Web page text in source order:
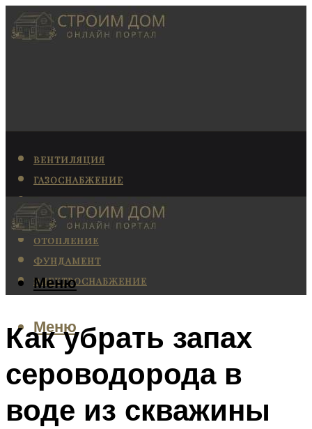
ВЕНТИЛЯЦИЯ
ГАЗОСНАБЖЕНИЕ
КАНАЛИЗАЦИЯ
КОНДИЦИОНИРОВАНИЕ
ОТОПЛЕНИЕ
ФУНДАМЕНТ
ЭЛЕКТРОСНАБЖЕНИЕ
Меню
Меню
Как убрать запах
сероводорода в
воде из скважины